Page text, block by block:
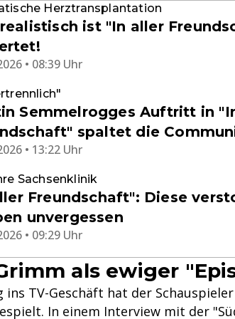
Herztransplantation
ist "In aller
• 08:39 Uhr
Semmelrogges Auftritt in
spaltet die
• 13:22 Uhr
Sachsenklinik
Freundschaft": Diese
unvergessen
• 09:29 Uhr
als ewiger
ins TV-Geschäft hat der
In einem Interview mit der